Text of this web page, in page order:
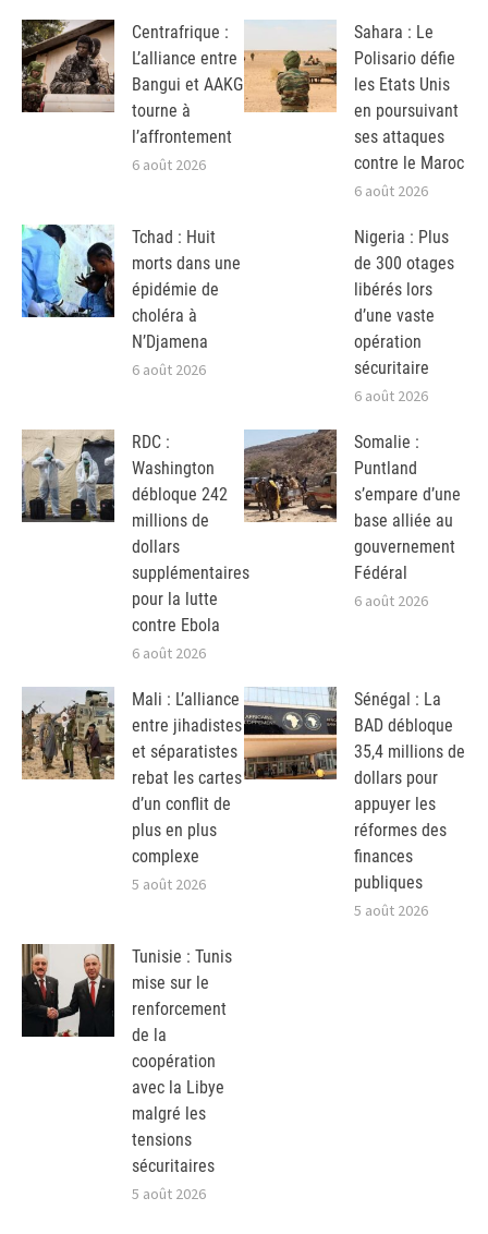
Centrafrique :
L’alliance entre
Bangui et AAKG
tourne à
l’affrontement
6 août 2026
Sahara : Le
Polisario défie
les Etats Unis
en poursuivant
ses attaques
contre le Maroc
6 août 2026
Tchad : Huit
morts dans une
épidémie de
choléra à
N’Djamena
6 août 2026
Nigeria : Plus
de 300 otages
libérés lors
d’une vaste
opération
sécuritaire
6 août 2026
RDC :
Washington
débloque 242
millions de
dollars
supplémentaires
pour la lutte
contre Ebola
6 août 2026
Somalie :
Puntland
s’empare d’une
base alliée au
gouvernement
Fédéral
6 août 2026
Mali : L’alliance
entre jihadistes
et séparatistes
rebat les cartes
d’un conflit de
plus en plus
complexe
5 août 2026
Sénégal : La
BAD débloque
35,4 millions de
dollars pour
appuyer les
réformes des
finances
publiques
5 août 2026
Tunisie : Tunis
mise sur le
renforcement
de la
coopération
avec la Libye
malgré les
tensions
sécuritaires
5 août 2026